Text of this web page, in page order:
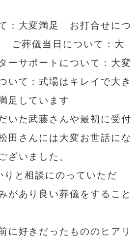
：大変満足 お打合せにつ
ご葬儀当日について：大
サポートについて：大変
て：式場はキレイで大き
足しています
いた武藤さんや最初に受付
田さんには大変お世話にな
ざいました。
りと相談にのっていただ
があり良い葬儀をすること
に好きだったもののヒアリ